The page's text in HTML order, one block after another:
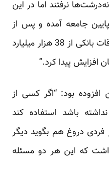
نرفتند اما در این
جامعه آمده و پس از
پیگیری‌های این سازمان معوقات بانکی از 38 هزار میلیارد
بود: “اگر کسی از
باشد استفاده کند
فردی دروغ هم بگوید دیگر
که این هر دو مسئله